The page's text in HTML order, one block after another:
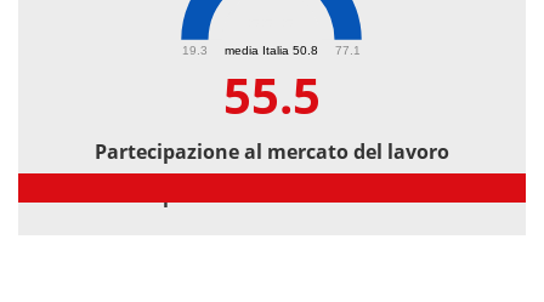
media Italia 50.8
19.3 77.1
55.5
Partecipazione al mercato del lavoro